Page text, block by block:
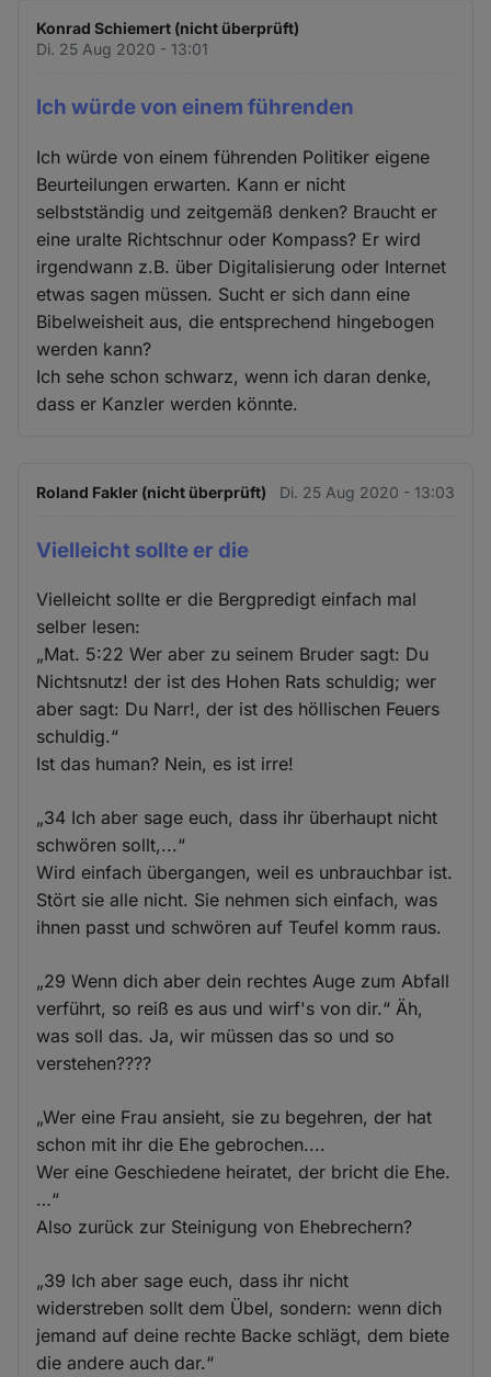
Konrad Schiemert (nicht überprüft)
Di. 25 Aug 2020 - 13:01
Ich würde von einem führenden
Ich würde von einem führenden Politiker eigene
Beurteilungen erwarten. Kann er nicht
selbstständig und zeitgemäß denken? Braucht er
eine uralte Richtschnur oder Kompass? Er wird
irgendwann z.B. über Digitalisierung oder Internet
etwas sagen müssen. Sucht er sich dann eine
Bibelweisheit aus, die entsprechend hingebogen
werden kann?
Ich sehe schon schwarz, wenn ich daran denke,
dass er Kanzler werden könnte.
Roland Fakler (nicht überprüft) Di. 25 Aug 2020 - 13:03
Vielleicht sollte er die
Vielleicht sollte er die Bergpredigt einfach mal
selber lesen:
„Mat. 5:22 Wer aber zu seinem Bruder sagt: Du
Nichtsnutz! der ist des Hohen Rats schuldig; wer
aber sagt: Du Narr!, der ist des höllischen Feuers
schuldig.“
Ist das human? Nein, es ist irre!
„34 Ich aber sage euch, dass ihr überhaupt nicht
schwören sollt,...“
Wird einfach übergangen, weil es unbrauchbar ist.
Stört sie alle nicht. Sie nehmen sich einfach, was
ihnen passt und schwören auf Teufel komm raus.
„29 Wenn dich aber dein rechtes Auge zum Abfall
verführt, so reiß es aus und wirf's von dir.“ Äh,
was soll das. Ja, wir müssen das so und so
verstehen????
„Wer eine Frau ansieht, sie zu begehren, der hat
schon mit ihr die Ehe gebrochen....
Wer eine Geschiedene heiratet, der bricht die Ehe.
…“
Also zurück zur Steinigung von Ehebrechern?
„39 Ich aber sage euch, dass ihr nicht
widerstreben sollt dem Übel, sondern: wenn dich
jemand auf deine rechte Backe schlägt, dem biete
die andere auch dar.“